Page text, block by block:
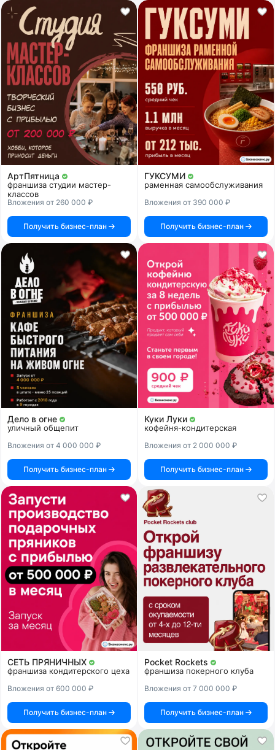
АртПятница
франшиза студии мастер-
классов
Вложения от 260 000 ₽
Получить бизнес-план
ГУКСУМИ
раменная самообслуживания
Вложения от 390 000 ₽
Получить бизнес-план
Дело в огне
уличный общепит
Вложения от 4 000 000 ₽
Получить бизнес-план
Куки Луки
кофейня-кондитерская
Вложения от 2 000 000 ₽
Получить бизнес-план
СЕТЬ ПРЯНИЧНЫХ
франшиза кондитерского цеха
Вложения от 600 000 ₽
Получить бизнес-план
Pocket Rockets
франшиза покерного клуба
Вложения от 7 000 000 ₽
Получить бизнес-план